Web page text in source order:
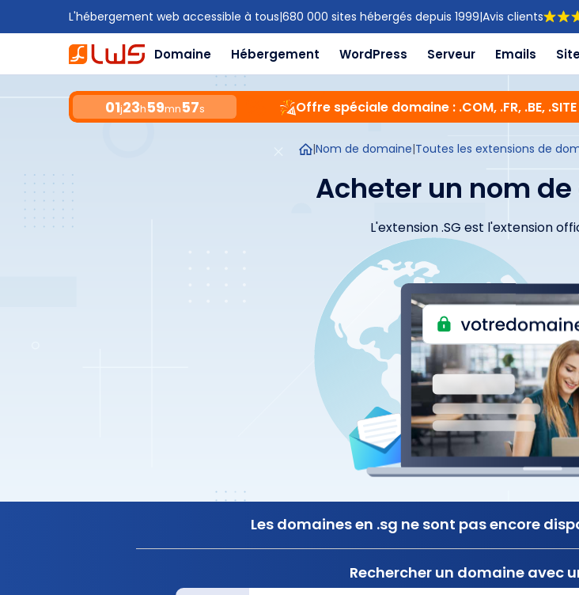
L'hébergement web accessible à tous|680 000 sites hébergés depuis 1999|Avis clients
Domaine Hébergement WordPress Serveur Emails
01j23h59mn55s Offre spéciale domaine : .COM, .FR, .BE,
|Nom de domaine|Toutes les extensions de
Acheter un nom
L'extension .SG est l'extension
Les domaines en .sg ne sont pas encore
Rechercher un domaine avec